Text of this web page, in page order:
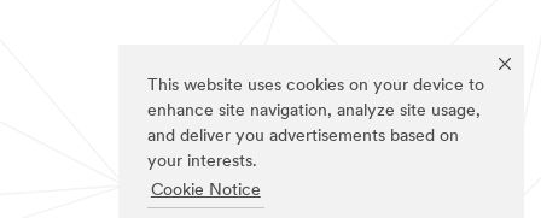
This website uses cookies on your device to
enhance site navigation, analyze site usage,
and deliver you advertisements based on
your interests.
Cookie Notice